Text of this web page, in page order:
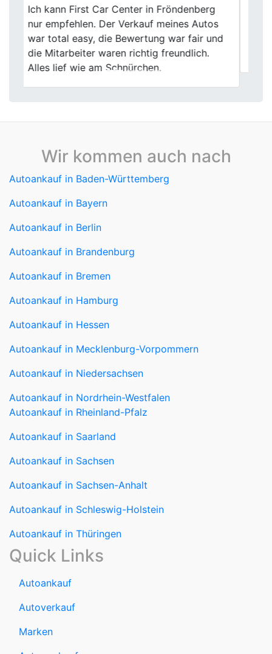
Was mir gefallen hat: keine Hektik, keine
leeren Versprechen. Einfach ein normaler,
ehrlicher Umgang. So sollte Autoverkauf
laufen.
Previous
Autoankauf in Baden-Württemberg
Autoankauf in Berlin
Autoankauf in Niedersachsen
Autoankauf in Rheinland-Pfalz
Autoankauf in Thüringen
Quick Links